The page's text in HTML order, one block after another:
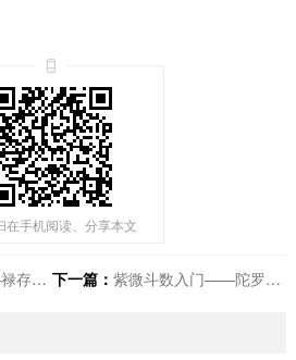
在手机阅读、分享本文
详解 下一篇： 紫微斗数入门——陀罗星在十二宫详解